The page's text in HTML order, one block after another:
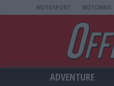
MOTOSPORT MOTOMAIS
ADVENTURE